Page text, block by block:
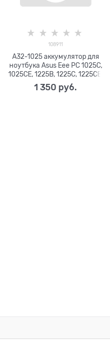
108911
A32-1025 аккумулятор для
ноутбука Asus Eee PC 1025C,
1025CE, 1225B, 1225C, 1225CE,
5200mAh 10.8V
1 350 руб.